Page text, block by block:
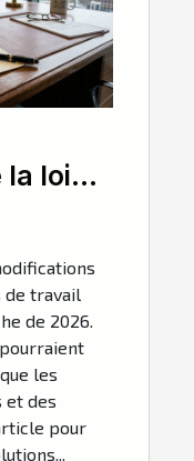
la loi
en
de travail
de 2026.
les
et des
pour